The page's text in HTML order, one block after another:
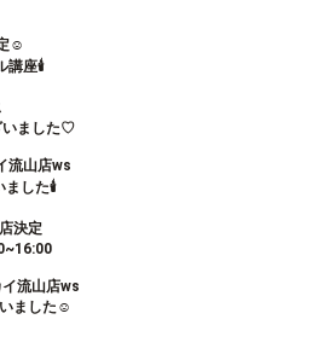
☺︎
座🕯️
いました♡
流山店ws
した🕯️
決定
流山店ws
した☺︎